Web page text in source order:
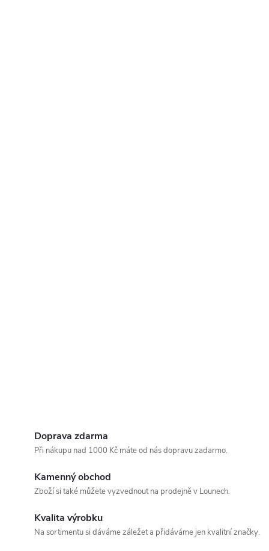
Doprava zdarma
Při nákupu nad 1000 Kč máte od nás dopravu zadarmo.
Kamenný obchod
Zboží si také můžete vyzvednout na prodejně v Lounech.
Kvalita výrobku
Na sortimentu si dáváme záležet a přidáváme jen kvalitní značky.